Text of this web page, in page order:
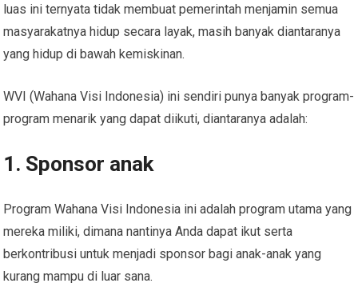
luas ini ternyata tidak membuat pemerintah menjamin semua
masyarakatnya hidup secara layak, masih banyak diantaranya
yang hidup di bawah kemiskinan.
WVI (Wahana Visi Indonesia) ini sendiri punya banyak program-
program menarik yang dapat diikuti, diantaranya adalah:
1. Sponsor anak
Program Wahana Visi Indonesia ini adalah program utama yang
mereka miliki, dimana nantinya Anda dapat ikut serta
berkontribusi untuk menjadi sponsor bagi anak-anak yang
kurang mampu di luar sana.